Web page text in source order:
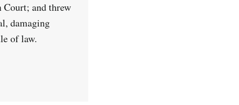
and threw
damaging
of law.